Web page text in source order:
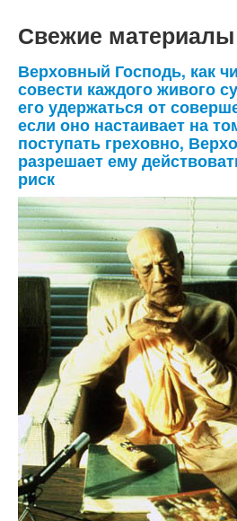
Свежие материалы
Верховный Господь, как
совести каждого живого
его удержаться от
если оно настаивает на
поступать греховно,
разрешает ему
риск